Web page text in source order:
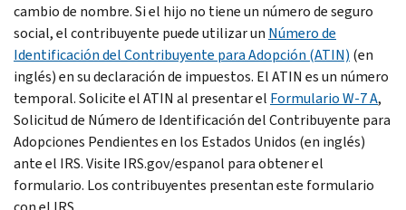
cambio de nombre. Si el hijo no tiene un número de seguro
social, el contribuyente puede utilizar un Número de
Identificación del Contribuyente para Adopción (ATIN) (en
inglés) en su declaración de impuestos. El ATIN es un número
temporal. Solicite el ATIN al presentar el Formulario W-7 A,
Solicitud de Número de Identificación del Contribuyente para
Adopciones Pendientes en los Estados Unidos (en inglés)
ante el IRS. Visite IRS.gov/espanol para obtener el
formulario. Los contribuyentes presentan este formulario